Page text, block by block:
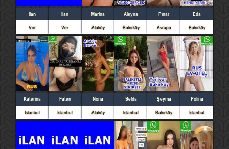
ilan
Ver
ilan
Ver
Marina
Ataköy
Aleyna
Bakırköy
Pınar
Avrupa
Eda
Bakırköy
Katerina
İstanbul
Faten
İstanbul
Nona
Ataköy
Selda
istanbul
Şeyma
Bakırköy
Polina
İstanbul